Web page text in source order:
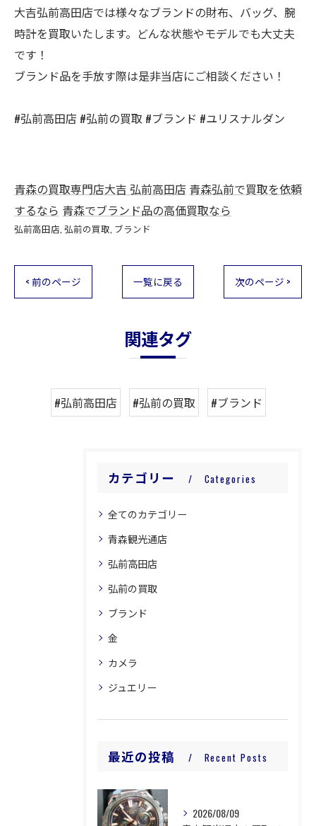
大吉弘前高田店では様々なブランドの財布、バッグ、腕
時計を買取いたします。どんな状態やモデルでも大丈夫
です！
ブランド品を手放す際は是非当店にご相談ください！
#弘前高田店 #弘前の買取 #ブランド #ユリスナルダン
青森の買取専門店大吉 弘前高田店 青森弘前で買取を依頼
するなら 青森でブランド品の高価買取なら
弘前高田店 弘前の買取 ブランド
< 前のページ 一覧に戻る 次のページ >
関連タグ
#弘前高田店 #弘前の買取 #ブランド
カテゴリー Categories
全てのカテゴリー
青森観光通店
弘前高田店
弘前の買取
ブランド
金
カメラ
ジュエリー
最近の投稿 Recent Posts
2026/08/09